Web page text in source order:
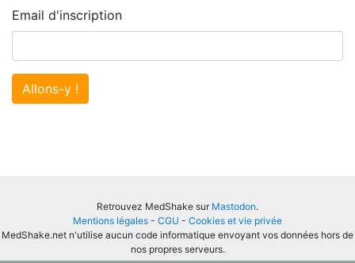
Email d'inscription
Allons-y !
Retrouvez MedShake sur Mastodon.
Mentions légales - CGU - Cookies et vie privée
MedShake.net n'utilise aucun code informatique envoyant vos données hors de
nos propres serveurs.